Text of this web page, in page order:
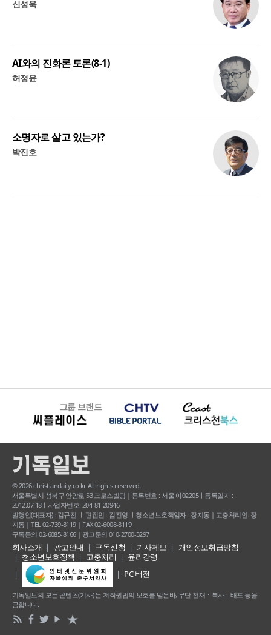
신성욱
AI와의 진화론 토론(8-1)
허정윤
소명자로 살고 있는가?
박진호
그룹 브랜드
© 2026 christiandaily.co.kr All rights reserved.
서울특별시 성북구 안암로 53 크로스빌딩 | 등록번호 : 서울 아02205ㅣ등록일자 :
2012.07.18ㅣ사업자번호: 204-81-20946
발행인(대표자) : 김규진 ㅣ 편집인 : 김진영 ㅣ청소년보호책임자 : 장지동 | 고충처리인: 장
지동 | TEL 02-739-8119 | FAX 02-6008-8119
구독문의 02-6085-8166 | 광고문의 010-2700-3297
회사소개 광고안내 구독신청 기사제보
개인정보취급방침
청소년보호정책
고충처리
윤리강령
PC 버전
기독일보의 모든 콘텐츠(기사) 는 저작권법의 보호를 받은바, 무단 전재ㆍ복사ㆍ배포 등을
금합니다.